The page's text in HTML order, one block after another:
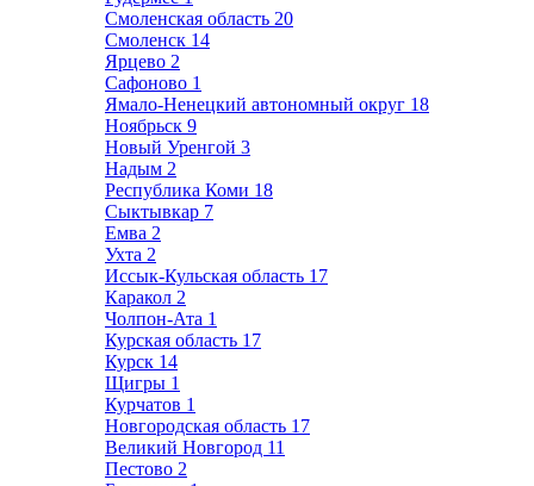
Смоленская область 20
Смоленск 14
Ярцево 2
Сафоново 1
Ямало-Ненецкий автономный округ 18
Ноябрьск 9
Новый Уренгой 3
Надым 2
Республика Коми 18
Сыктывкар 7
Емва 2
Ухта 2
Иссык-Кульская область 17
Каракол 2
Чолпон-Ата 1
Курская область 17
Курск 14
Щигры 1
Курчатов 1
Новгородская область 17
Великий Новгород 11
Пестово 2